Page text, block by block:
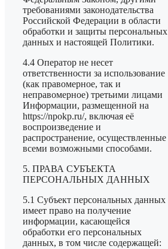
требованиями законодательства
Российской Федерации в области
обработки и защиты персональных
данных и настоящей Политики.
4.4 Оператор не несет
ответственности за использование
(как правомерное, так и
неправомерное) третьими лицами
Информации, размещенной на
https://npokp.ru/, включая её
воспроизведение и
распространение, осуществленные
всеми возможными способами.
5. ПРАВА СУБЪЕКТА
ПЕРСОНАЛЬНЫХ ДАННЫХ
5.1 Субъект персональных данных
имеет право на получение
информации, касающейся
обработки его персональных
данных, в том числе содержащей: